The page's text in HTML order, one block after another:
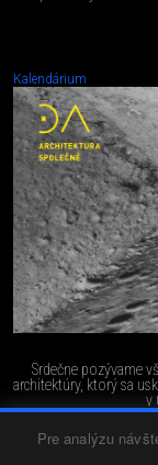
Pre analýzu
Kalendárium
Srdečne pozývame
architektúry, ktorý sa
v